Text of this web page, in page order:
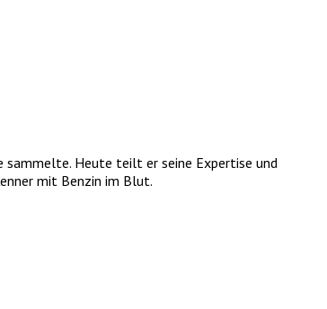
sammelte. Heute teilt er seine Expertise und
mit Benzin im Blut.